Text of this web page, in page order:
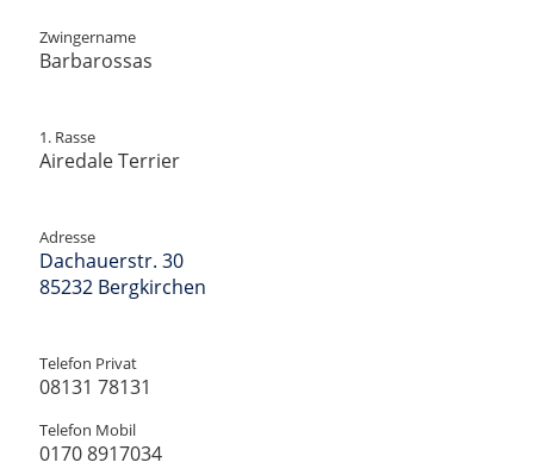
Zwingername
Barbarossas
1. Rasse
Airedale Terrier
Adresse
Dachauerstr. 30
85232 Bergkirchen
Telefon Privat
08131 78131
Telefon Mobil
0170 8917034‬